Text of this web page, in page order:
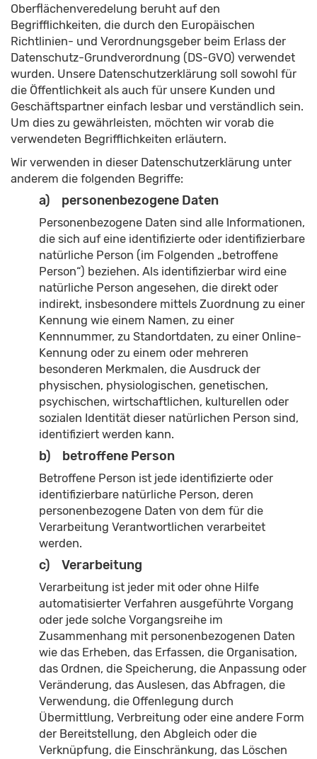
Oberflächenveredelung beruht auf den
Begrifflichkeiten, die durch den Europäischen
Richtlinien- und Verordnungsgeber beim Erlass der
Datenschutz-Grundverordnung (DS-GVO) verwendet
wurden. Unsere Datenschutzerklärung soll sowohl für
die Öffentlichkeit als auch für unsere Kunden und
Geschäftspartner einfach lesbar und verständlich sein.
Um dies zu gewährleisten, möchten wir vorab die
verwendeten Begrifflichkeiten erläutern.
Wir verwenden in dieser Datenschutzerklärung unter
anderem die folgenden Begriffe:
a) personenbezogene Daten
Personenbezogene Daten sind alle Informationen,
die sich auf eine identifizierte oder identifizierbare
natürliche Person (im Folgenden „betroffene
Person“) beziehen. Als identifizierbar wird eine
natürliche Person angesehen, die direkt oder
indirekt, insbesondere mittels Zuordnung zu einer
Kennung wie einem Namen, zu einer
Kennnummer, zu Standortdaten, zu einer Online-
Kennung oder zu einem oder mehreren
besonderen Merkmalen, die Ausdruck der
physischen, physiologischen, genetischen,
psychischen, wirtschaftlichen, kulturellen oder
sozialen Identität dieser natürlichen Person sind,
identifiziert werden kann.
b) betroffene Person
Betroffene Person ist jede identifizierte oder
identifizierbare natürliche Person, deren
personenbezogene Daten von dem für die
Verarbeitung Verantwortlichen verarbeitet
werden.
c) Verarbeitung
Verarbeitung ist jeder mit oder ohne Hilfe
automatisierter Verfahren ausgeführte Vorgang
oder jede solche Vorgangsreihe im
Zusammenhang mit personenbezogenen Daten
wie das Erheben, das Erfassen, die Organisation,
das Ordnen, die Speicherung, die Anpassung oder
Veränderung, das Auslesen, das Abfragen, die
Verwendung, die Offenlegung durch
Übermittlung, Verbreitung oder eine andere Form
der Bereitstellung, den Abgleich oder die
Verknüpfung, die Einschränkung, das Löschen